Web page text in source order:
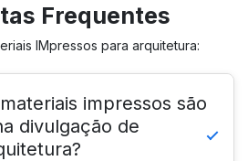
Frequentes
IMpressos para arquitetura:
impressos são
divulgação de